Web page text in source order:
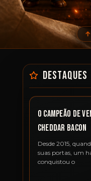
O Campeão de
Cheddar Bacon
Desde 2015,
suas portas, um
conquistou o